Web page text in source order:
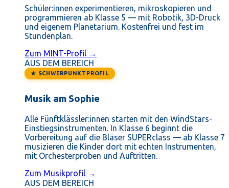
Schüler:innen experimentieren, mikroskopieren und
programmieren ab Klasse 5 — mit Robotik, 3D-Druck
und eigenem Planetarium. Kostenfrei und fest im
Stundenplan.
Zum MINT-Profil →
AUS DEM BEREICH
★ SCHWERPUNKTPROFIL
Musik am Sophie
Alle Fünftklässler:innen starten mit den WindStars-
Einstiegsinstrumenten. In Klasse 6 beginnt die
Vorbereitung auf die Bläser SUPERclass — ab Klasse 7
musizieren die Kinder dort mit echten Instrumenten,
mit Orchesterproben und Auftritten.
Zum Musikprofil →
AUS DEM BEREICH